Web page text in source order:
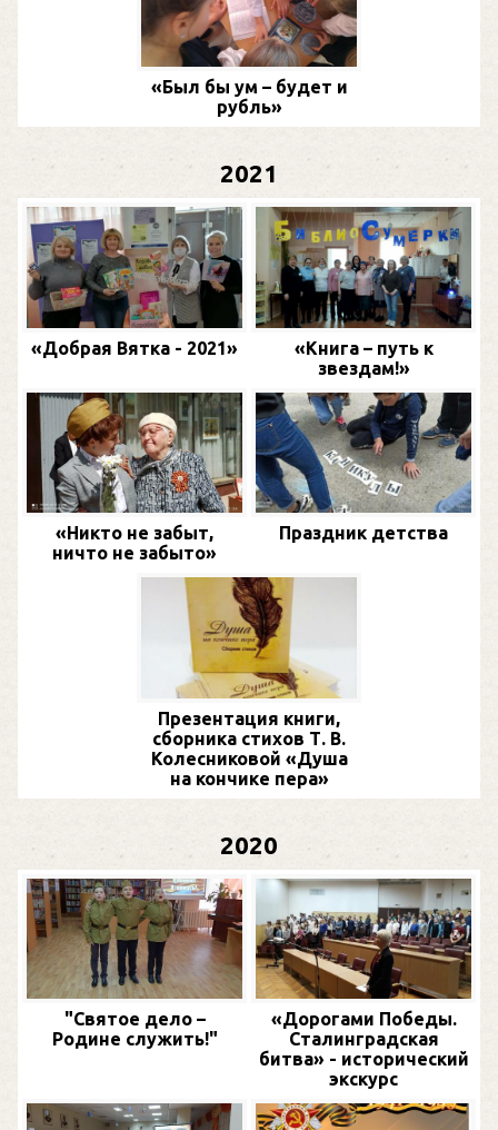
«Был бы ум – будет и
рубль»
2021
«Добрая Вятка - 2021»
«Книга – путь к
звездам!»
«Никто не забыт,
ничто не забыто»
Праздник детства
Презентация книги,
сборника стихов Т. В.
Колесниковой «Душа
на кончике пера»
2020
"Святое дело –
Родине служить!"
«Дорогами Победы.
Сталинградская
битва» - исторический
экскурс